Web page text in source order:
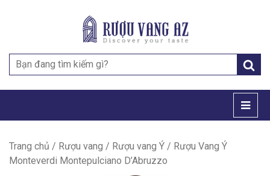
Search
for:
Trang chủ / Rượu vang / Rượu vang Ý / Rượu Vang Ý
Monteverdi Montepulciano D’Abruzzo